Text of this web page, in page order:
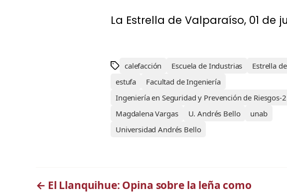
La Estrella de Valparaíso, 01 de
calefacción Escuela de Industrias
Estrella
estufa
Facultad de Ingeniería
Ingeniería en Seguridad y Prevención de Riesgos-2
Magdalena Vargas
U. Andrés Bello
unab
Universidad Andrés Bello
← El Llanquihue: Opina sobre la leña como